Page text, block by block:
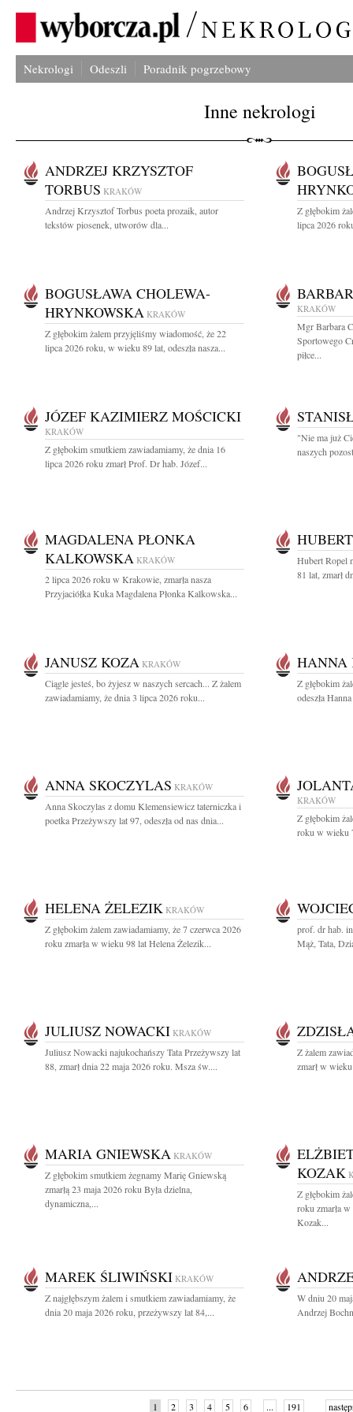
Nekrologi Odeszli Poradnik pogrzebowy
Inne nekrologi
ANDRZEJ KRZYSZTOF
TORBUS KRAKÓW
Andrzej Krzysztof Torbus poeta prozaik, autor
tekstów piosenek, utworów dla...
Z głębokim
lipca 2026
BOGUSŁAWA CHOLEWA-
HRYNKOWSKA KRAKÓW
Z głębokim żalem przyjęliśmy wiadomość, że 22
lipca 2026 roku, w wieku 89 lat, odeszła nasza...
KRAKÓW
Mgr Barbara
Sportowego
piłce...
JÓZEF KAZIMIERZ MOŚCICKI
KRAKÓW
Z głębokim smutkiem zawiadamiamy, że dnia 16
lipca 2026 roku zmarł Prof. Dr hab. Józef...
"Nie ma już
naszych
MAGDALENA PŁONKA
KALKOWSKA KRAKÓW
2 lipca 2026 roku w Krakowie, zmarła nasza
Przyjaciółka Kuka Magdalena Płonka Kalkowska...
Hubert Ropel
81 lat, zmarł
JANUSZ KOZA KRAKÓW
Ciągle jesteś, bo żyjesz w naszych sercach... Z żalem
zawiadamiamy, że dnia 3 lipca 2026 roku...
HANNA
Z głębokim
odeszła
ANNA SKOCZYLAS KRAKÓW
Anna Skoczylas z domu Klemensiewicz taterniczka i
poetka Przeżywszy lat 97, odeszła od nas dnia...
KRAKÓW
Z głębokim
roku w wieku
HELENA ŻELEZIK KRAKÓW
Z głębokim żalem zawiadamiamy, że 7 czerwca 2026
roku zmarła w wieku 98 lat Helena Żelezik...
prof. dr hab.
Mąż, Tata,
JULIUSZ NOWACKI KRAKÓW
Juliusz Nowacki najukochańszy Tata Przeżywszy lat
88, zmarł dnia 22 maja 2026 roku. Msza św....
Z żalem
zmarł w
MARIA GNIEWSKA KRAKÓW
Z głębokim smutkiem żegnamy Marię Gniewską
zmarłą 23 maja 2026 roku Była dzielna,
dynamiczna,...
KOZAK
Z głębokim
roku zmarła
Kozak...
MAREK ŚLIWIŃSKI KRAKÓW
Z najgłębszym żalem i smutkiem zawiadamiamy, że
dnia 20 maja 2026 roku, przeżywszy lat 84,...
W dniu 20
Andrzej
1 2 3 4 5 6 ... 191